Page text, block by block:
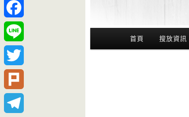
Main Menu
首頁 搜放資訊
Facebook
Line
Twitter
Plurk